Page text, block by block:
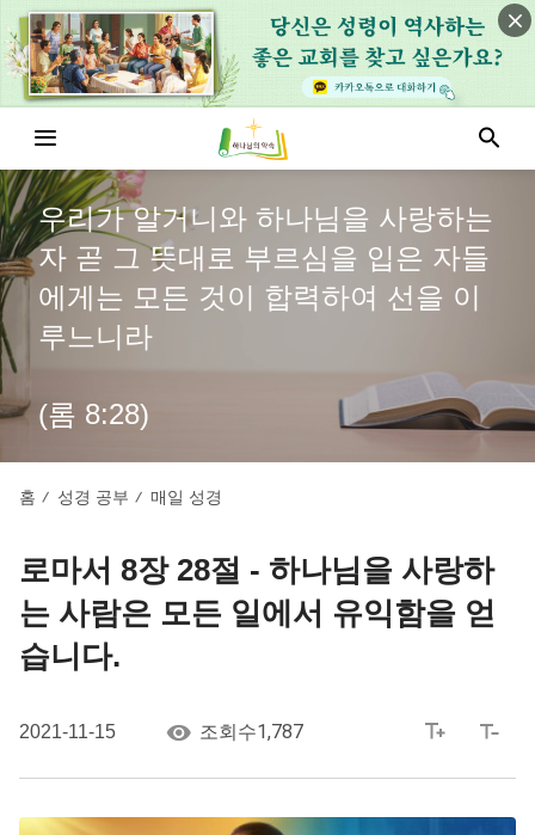
우리가 알거니와 하나님을 사랑하는
자 곧 그 뜻대로 부르심을 입은 자들
에게는 모든 것이 합력하여 선을 이
루느니라
(롬 8:28)
홈 / 성경 공부 / 매일 성경
로마서 8장 28절 - 하나님을 사랑하
는 사람은 모든 일에서 유익함을 얻
습니다.
2021-11-15 조회수1,787